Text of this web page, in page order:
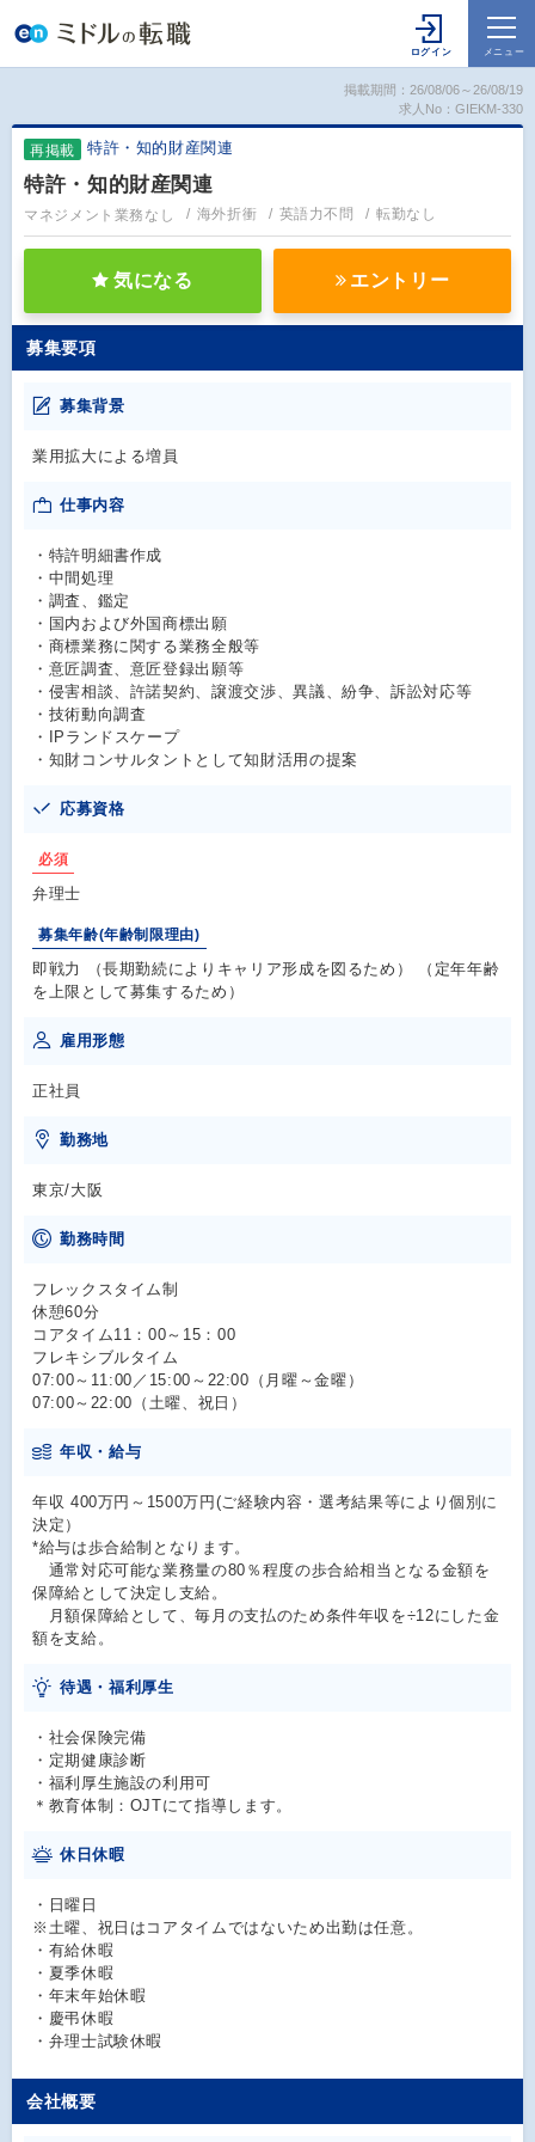
掲載期間：26/08/06～26/08/19
求人No：GIEKM-330
再掲載 特許・知的財産関連
特許・知的財産関連
マネジメント業務なし 海外折衝 英語力不問 転勤なし
気になる エントリー
募集要項
募集背景
業用拡大による増員
仕事内容
・特許明細書作成
・中間処理
・調査、鑑定
・国内および外国商標出願
・商標業務に関する業務全般等
・意匠調査、意匠登録出願等
・侵害相談、許諾契約、譲渡交渉、異議、紛争、訴訟対応等
・技術動向調査
・IPランドスケープ
・知財コンサルタントとして知財活用の提案
応募資格
必須
弁理士
募集年齢(年齢制限理由)
即戦力 （長期勤続によりキャリア形成を図るため） （定年年齢
を上限として募集するため）
雇用形態
正社員
勤務地
東京/大阪
勤務時間
フレックスタイム制
休憩60分
コアタイム11：00～15：00
フレキシブルタイム
07:00～11:00／15:00～22:00（月曜～金曜）
07:00～22:00（土曜、祝日）
年収・給与
年収 400万円～1500万円(ご経験内容・選考結果等により個別に
決定）
*給与は歩合給制となります。
通常対応可能な業務量の80％程度の歩合給相当となる金額を
保障給として決定し支給。
月額保障給として、毎月の支払のため条件年収を÷12にした金
額を支給。
待遇・福利厚生
・社会保険完備
・定期健康診断
・福利厚生施設の利用可
＊教育体制：OJTにて指導します。
休日休暇
・日曜日
※土曜、祝日はコアタイムではないため出勤は任意。
・有給休暇
・夏季休暇
・年末年始休暇
・慶弔休暇
・弁理士試験休暇
会社概要